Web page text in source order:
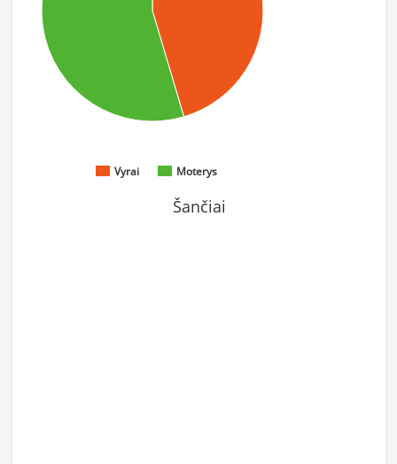
Vyrai Moterys
Šančiai